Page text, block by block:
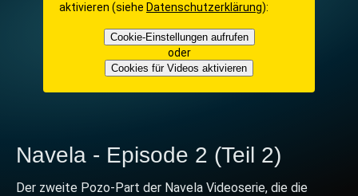
aktivieren (siehe Datenschutzerklärung):
Cookie-Einstellungen aufrufen
oder
Cookies für Videos aktivieren
Navela - Episode 2 (Teil 2)
Der zweite Pozo-Part der Navela Videoserie, die die